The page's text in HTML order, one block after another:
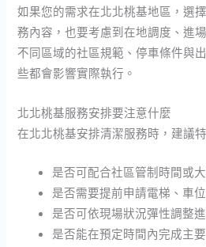
如果您的需求在北北桃基地區，選
務內容，也要考慮到在地調度、進
不同區域的社區規範、停車條件與
些都會影響實際執行。
北北桃基服務安排要注意什麼
在北北桃基安排清潔服務時，建議
是否可配合社區管制時間或
是否需要提前申請電梯、車
是否可依現場狀況彈性調整
是否能在預定時間內完成主